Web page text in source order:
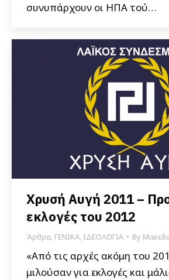
συνυπάρχουν οι ΗΠΑ τού…
Χρυσή Αυγή 2011 –
εκλογές του 2012
Άρθρα, ΓΕΝΙΚΑ, ΙΔΕΟΛΟΓΙΑ By
«Από τις αρχές ακόμη του
μιλούσαν για εκλογές και